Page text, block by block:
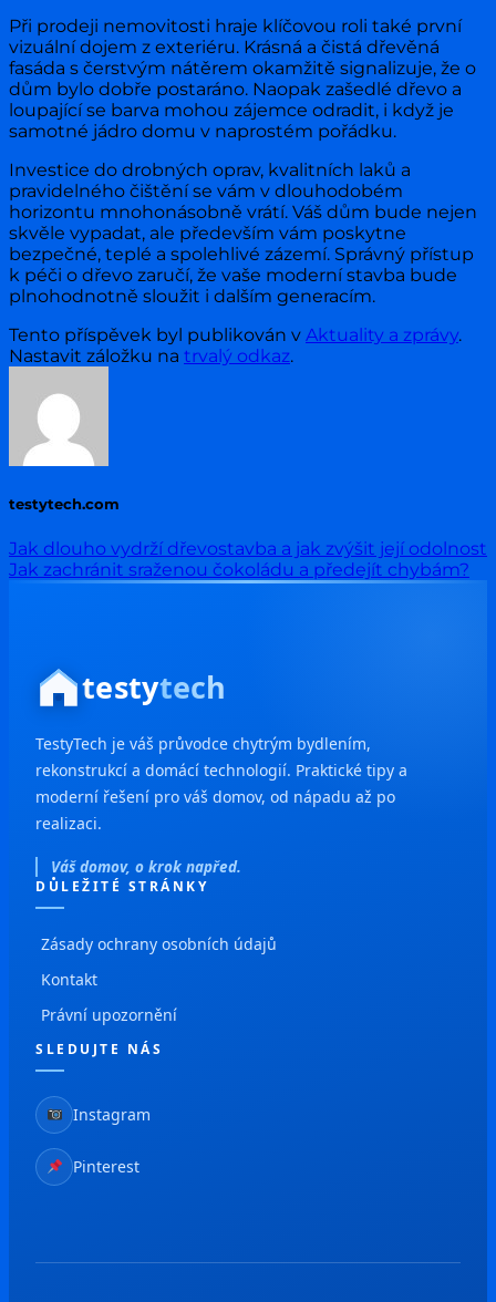
Při prodeji nemovitosti hraje klíčovou roli také první
vizuální dojem z exteriéru. Krásná a čistá dřevěná
fasáda s čerstvým nátěrem okamžitě signalizuje, že o
dům bylo dobře postaráno. Naopak zašedlé dřevo a
loupající se barva mohou zájemce odradit, i když je
samotné jádro domu v naprostém pořádku.
Investice do drobných oprav, kvalitních laků a
pravidelného čištění se vám v dlouhodobém
horizontu mnohonásobně vrátí. Váš dům bude nejen
skvěle vypadat, ale především vám poskytne
bezpečné, teplé a spolehlivé zázemí. Správný přístup
k péči o dřevo zaručí, že vaše moderní stavba bude
plnohodnotně sloužit i dalším generacím.
Tento příspěvek byl publikován v Aktuality a zprávy.
Nastavit záložku na trvalý odkaz.
testytech.com
Jak dlouho vydrží dřevostavba a jak zvýšit její odolnost
Jak zachránit sraženou čokoládu a předejít chybám?
testytech
TestyTech je váš průvodce chytrým bydlením,
rekonstrukcí a domácí technologií. Praktické tipy a
moderní řešení pro váš domov, od nápadu až po
realizaci.
Váš domov, o krok napřed.
DŮLEŽITÉ STRÁNKY
Zásady ochrany osobních údajů
Kontakt
Právní upozornění
SLEDUJTE NÁS
Instagram
Pinterest